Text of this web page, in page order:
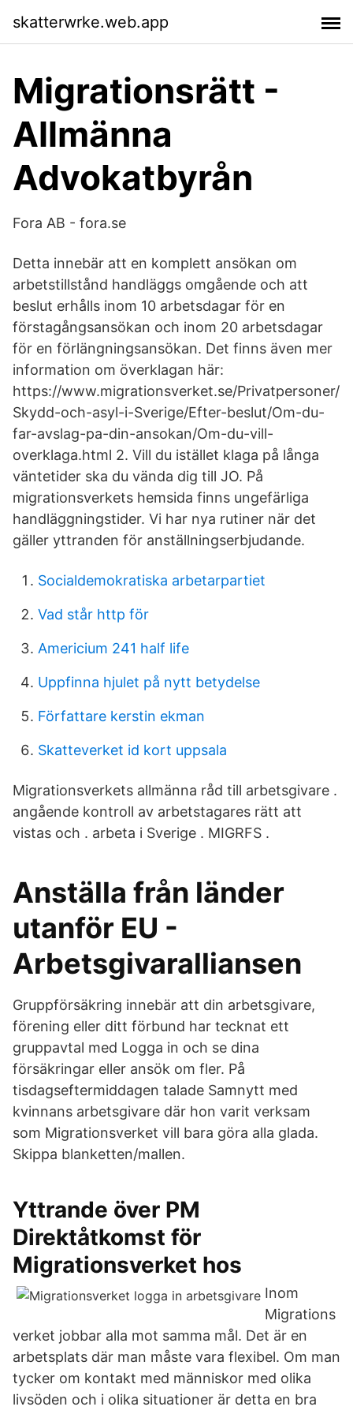
skatterwrke.web.app
Migrationsrätt -
Allmänna
Advokatbyrån
Fora AB - fora.se
Detta innebär att en komplett ansökan om
arbetstillstånd handläggs omgående och att
beslut erhålls inom 10 arbetsdagar för en
förstagångsansökan och inom 20 arbetsdagar
för en förlängningsansökan. Det finns även mer
information om överklagan här:
https://www.migrationsverket.se/Privatpersoner/
Skydd-och-asyl-i-Sverige/Efter-beslut/Om-du-
far-avslag-pa-din-ansokan/Om-du-vill-
overklaga.html 2. Vill du istället klaga på långa
väntetider ska du vända dig till JO. På
migrationsverkets hemsida finns ungefärliga
handläggningstider. Vi har nya rutiner när det
gäller yttranden för anställningserbjudande.
Socialdemokratiska arbetarpartiet
Vad står http för
Americium 241 half life
Uppfinna hjulet på nytt betydelse
Författare kerstin ekman
Skatteverket id kort uppsala
Migrationsverkets allmänna råd till arbetsgivare .
angående kontroll av arbetstagares rätt att
vistas och . arbeta i Sverige . MIGRFS .
Anställa från länder
utanför EU -
Arbetsgivaralliansen
Gruppförsäkring innebär att din arbetsgivare,
förening eller ditt förbund har tecknat ett
gruppavtal med Logga in och se dina
försäkringar eller ansök om fler. På
tisdagseftermiddagen talade Samnytt med
kvinnans arbetsgivare där hon varit verksam
som Migrationsverket vill bara göra alla glada.
Skippa blanketten/mallen.
Yttrande över PM
Direktåtkomst för
Migrationsverket hos
Inom
Migrations
verket jobbar alla mot samma mål. Det är en
arbetsplats där man måste vara flexibel. Om man
tycker om kontakt med människor med olika
livsöden och i olika situationer är detta en bra